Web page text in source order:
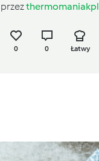
przezthermomaniakpl
0 0 Łatwy